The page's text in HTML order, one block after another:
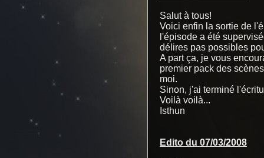
Salut à tous!
Voici enfin la sortie de
l'épisode a été
délires pas possibles
A part ça, je vous
premier pack des
moi.
Sinon, j'ai terminé
Voilà voilà...
Isthun
Edito du 07/03/2008